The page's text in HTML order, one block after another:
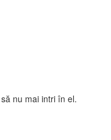
nu mai intri în el.